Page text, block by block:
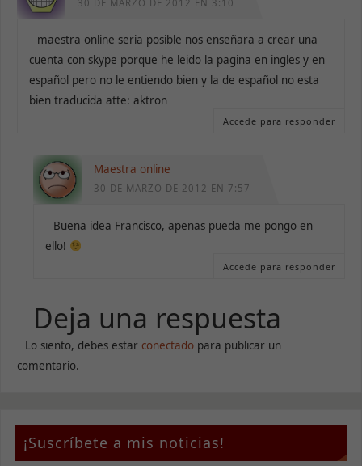
30 DE MARZO DE 2012 EN 3:10
maestra online seria posible nos enseñara a crear una
cuenta con skype porque he leido la pagina en ingles y en
español pero no le entiendo bien y la de español no esta
bien traducida atte: aktron
Accede para responder
Maestra online
30 DE MARZO DE 2012 EN 7:57
Buena idea Francisco, apenas pueda me pongo en
ello!
Accede para responder
Deja una respuesta
Lo siento, debes estar conectado para publicar un
comentario.
¡Suscríbete a mis noticias!